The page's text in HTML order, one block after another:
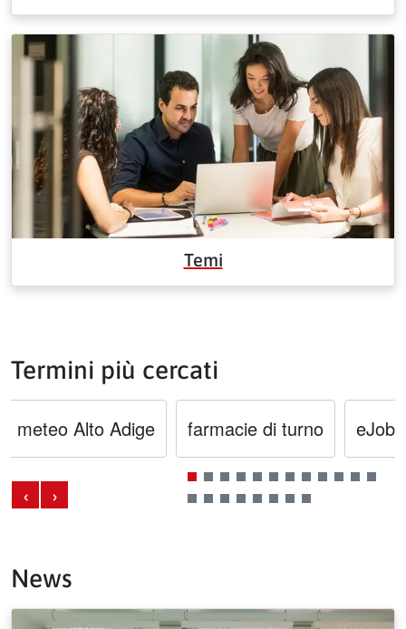
Temi
Termini più cercati
meteo Alto Adige farmacie di turno
‹ ›
News